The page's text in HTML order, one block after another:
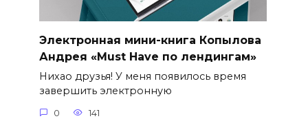
Электронная мини-книга Копылова
Андрея «Must Have по лендингам»
Нихао друзья! У меня появилось время
завершить электронную
0 141